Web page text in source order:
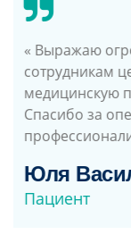
Выражаю
чуткий и
надежных
доброе
Пациент